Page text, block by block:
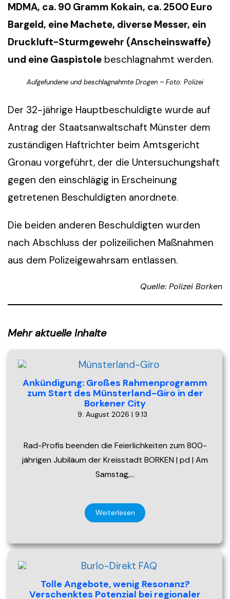
MDMA, ca. 90 Gramm Kokain, ca. 2500 Euro
Bargeld, eine Machete, diverse Messer, ein
Druckluft-Sturmgewehr (Anscheinswaffe)
und eine Gaspistole beschlagnahmt werden.
Aufgefundene und beschlagnahmte Drogen – Foto: Polizei
Der 32-jährige Hauptbeschuldigte wurde auf
Antrag der Staatsanwaltschaft Münster dem
zuständigen Haftrichter beim Amtsgericht
Gronau vorgeführt, der die Untersuchungshaft
gegen den einschlägig in Erscheinung
getretenen Beschuldigten anordnete.
Die beiden anderen Beschuldigten wurden
nach Abschluss der polizeilichen Maßnahmen
aus dem Polizeigewahrsam entlassen.
Quelle: Polizei Borken
Mehr aktuelle Inhalte
Ankündigung: Großes Rahmenprogramm
zum Start des Münsterland-Giro in der
Borkener City
9. August 2026 | 9:13
Rad-Profis beenden die Feierlichkeiten zum 800-
jährigen Jubiläum der Kreisstadt BORKEN | pd | Am
Samstag,…
Weiterlesen
Tolle Angebote, wenig Resonanz?
Verschenktes Potenzial bei regionaler